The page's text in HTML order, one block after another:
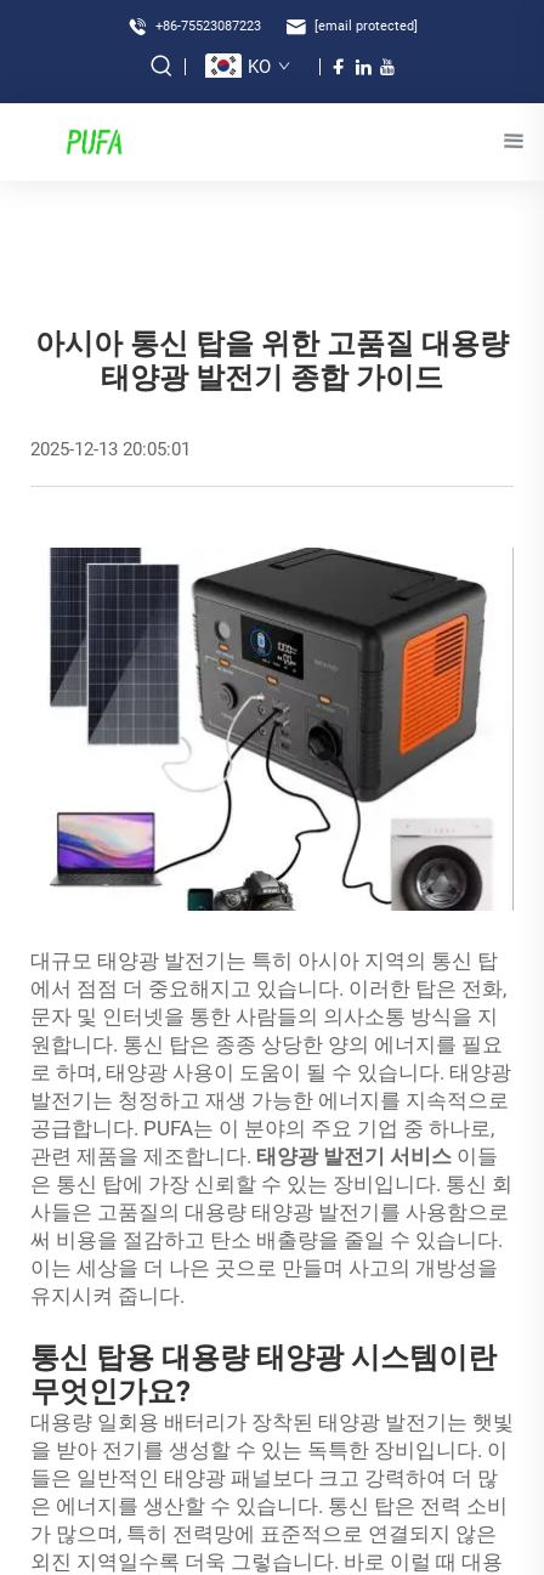
+86-75523087223 [email protected]
KO
아시아 통신 탑을 위한 고품질 대용량
태양광 발전기 종합 가이드
2025-12-13 20:05:01
대규모 태양광 발전기는 특히 아시아 지역의 통신 탑
에서 점점 더 중요해지고 있습니다. 이러한 탑은 전화,
문자 및 인터넷을 통한 사람들의 의사소통 방식을 지
원합니다. 통신 탑은 종종 상당한 양의 에너지를 필요
로 하며, 태양광 사용이 도움이 될 수 있습니다. 태양광
발전기는 청정하고 재생 가능한 에너지를 지속적으로
공급합니다. PUFA는 이 분야의 주요 기업 중 하나로,
관련 제품을 제조합니다. 태양광 발전기 서비스 이들
은 통신 탑에 가장 신뢰할 수 있는 장비입니다. 통신 회
사들은 고품질의 대용량 태양광 발전기를 사용함으로
써 비용을 절감하고 탄소 배출량을 줄일 수 있습니다.
이는 세상을 더 나은 곳으로 만들며 사고의 개방성을
유지시켜 줍니다.
통신 탑용 대용량 태양광 시스템이란
무엇인가요?
대용량 일회용 배터리가 장착된 태양광 발전기는 햇빛
을 받아 전기를 생성할 수 있는 독특한 장비입니다. 이
들은 일반적인 태양광 패널보다 크고 강력하여 더 많
은 에너지를 생산할 수 있습니다. 통신 탑은 전력 소비
가 많으며, 특히 전력망에 표준적으로 연결되지 않은
외진 지역일수록 더욱 그렇습니다. 바로 이럴 때 대용